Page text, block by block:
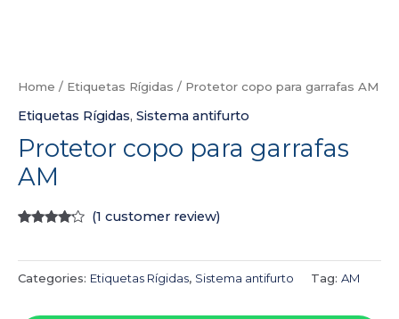
Home / Etiquetas Rígidas / Protetor copo para garrafas AM
Etiquetas Rígidas, Sistema antifurto
Protetor copo para garrafas
AM
of 5
based
on
(1 customer review)
Categories: Etiquetas Rígidas, Sistema antifurto Tag: AM